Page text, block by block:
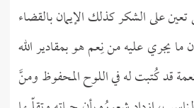
على الشكر كذلك الإيمان بالقضاء
ما يجري عليه من نِعم هو بمقادير الله
قد كُتبت له في اللوح المحفوظ ومنَّ